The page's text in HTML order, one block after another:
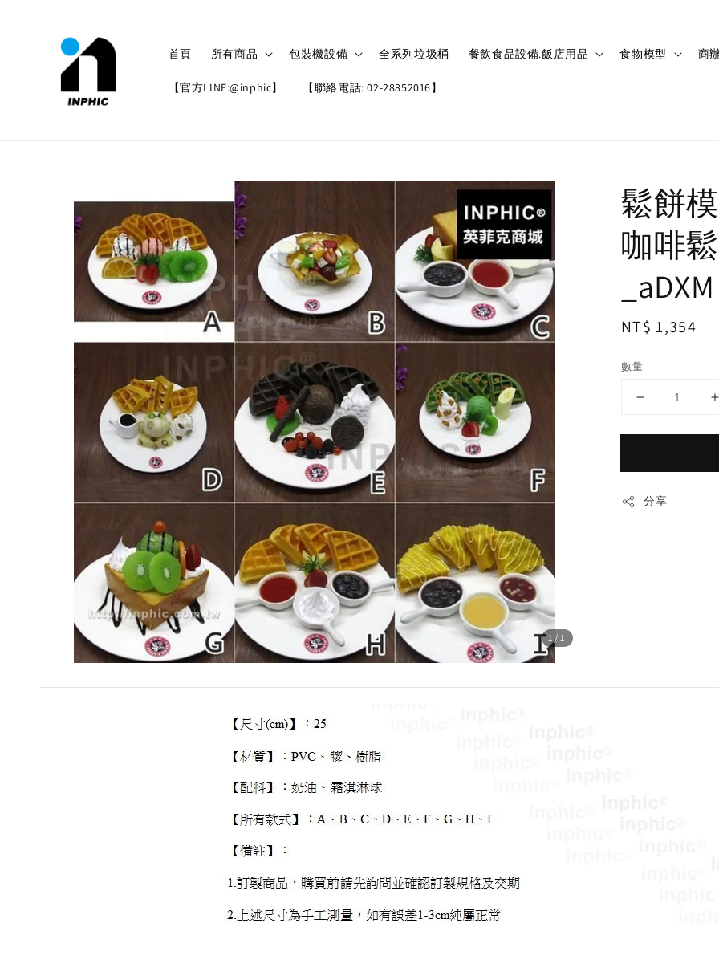
首頁 所有商品 包裝機設備 全系列垃圾桶 餐飲食品設備.飯店用品 食物模型 商
【官方LINE:@inphic】 【聯絡電話: 02-28852016】
1/1
鬆餅
咖啡
_aDXM
Regular
NT$ 1,354
數量
分享